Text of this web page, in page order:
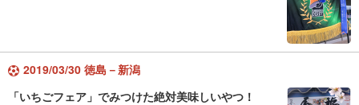
2019/03/30 徳島－新潟
「いちごフェア」でみつけた絶対美味しいやつ！